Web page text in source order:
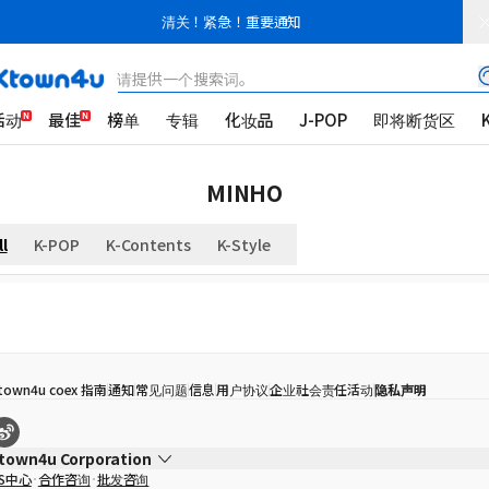
清关！紧急！重要通知
请提供一个搜索词。
动 最佳 榜单 专辑 化妆品 J-POP 即将断货区
MINHO
K-POP K-Contents K-Style
coex 指南通知常见问题信息用户协议企业社会责任活动隐私声明
Corporation
中心 合作咨询 批发咨询